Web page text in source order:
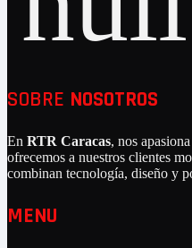
SOBRE NOSOTROS
En RTR Caracas, nos
ofrecemos a nuestros clientes
combinan tecnología, diseño y
MENU